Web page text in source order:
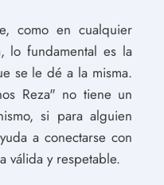
como en cualquier
lo fundamental es la
se le dé a la misma.
Reza" no tiene un
si para alguien
a conectarse con
válida y respetable.